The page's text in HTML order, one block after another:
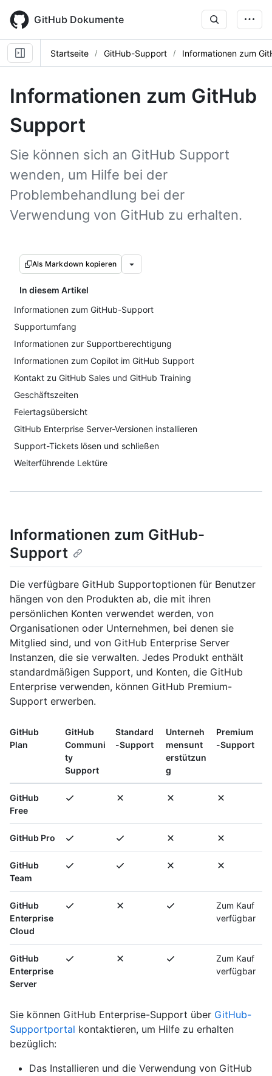
main
content
GitHub Dokumente
Startseite GitHub-Support Informationen zum
Informationen zum GitHub
Support
Sie können sich an GitHub Support
wenden, um Hilfe bei der
Problembehandlung bei der
Verwendung von GitHub zu erhalten.
Als Markdown kopieren
In diesem Artikel
Informationen zum GitHub-Support
Supportumfang
Informationen zur Supportberechtigung
Informationen zum Copilot im GitHub Support
Kontakt zu GitHub Sales und GitHub Training
Geschäftszeiten
Feiertagsübersicht
GitHub Enterprise Server-Versionen installieren
Support-Tickets lösen und schließen
Weiterführende Lektüre
Informationen zum GitHub-
Support
Die verfügbare GitHub Supportoptionen für Benutzer
hängen von den Produkten ab, die mit ihren
persönlichen Konten verwendet werden, von
Organisationen oder Unternehmen, bei denen sie
Mitglied sind, und von GitHub Enterprise Server
Instanzen, die sie verwalten. Jedes Produkt enthält
standardmäßigen Support, und Konten, die GitHub
Enterprise verwenden, können GitHub Premium-
Support erwerben.
GitHub
Plan
GitHub
Communi
ty
Support
Standard
-Support
Unterneh
mensunt
erstützun
g
Premium
-Support
GitHub
Free
GitHub Pro
GitHub
Team
GitHub
Enterprise
Cloud
Zum Kauf
verfügbar
GitHub
Enterprise
Server
Zum Kauf
verfügbar
Sie können GitHub Enterprise-Support über GitHub-
Supportportal kontaktieren, um Hilfe zu erhalten
bezüglich:
Das Installieren und die Verwendung von GitHub